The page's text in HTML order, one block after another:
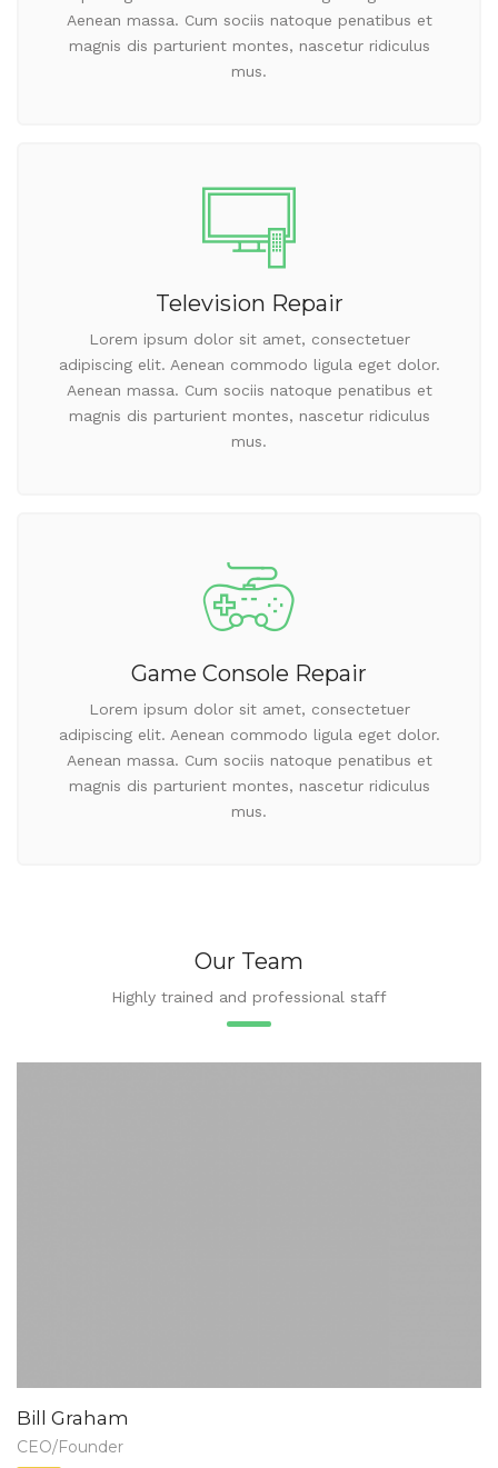
Aenean massa. Cum sociis natoque penatibus et
magnis dis parturient montes, nascetur ridiculus
mus.
Television Repair
Lorem ipsum dolor sit amet, consectetuer
adipiscing elit. Aenean commodo ligula eget dolor.
Aenean massa. Cum sociis natoque penatibus et
magnis dis parturient montes, nascetur ridiculus
mus.
Game Console Repair
Lorem ipsum dolor sit amet, consectetuer
adipiscing elit. Aenean commodo ligula eget dolor.
Aenean massa. Cum sociis natoque penatibus et
magnis dis parturient montes, nascetur ridiculus
mus.
Our Team
Highly trained and professional staff
Bill Graham
CEO/Founder